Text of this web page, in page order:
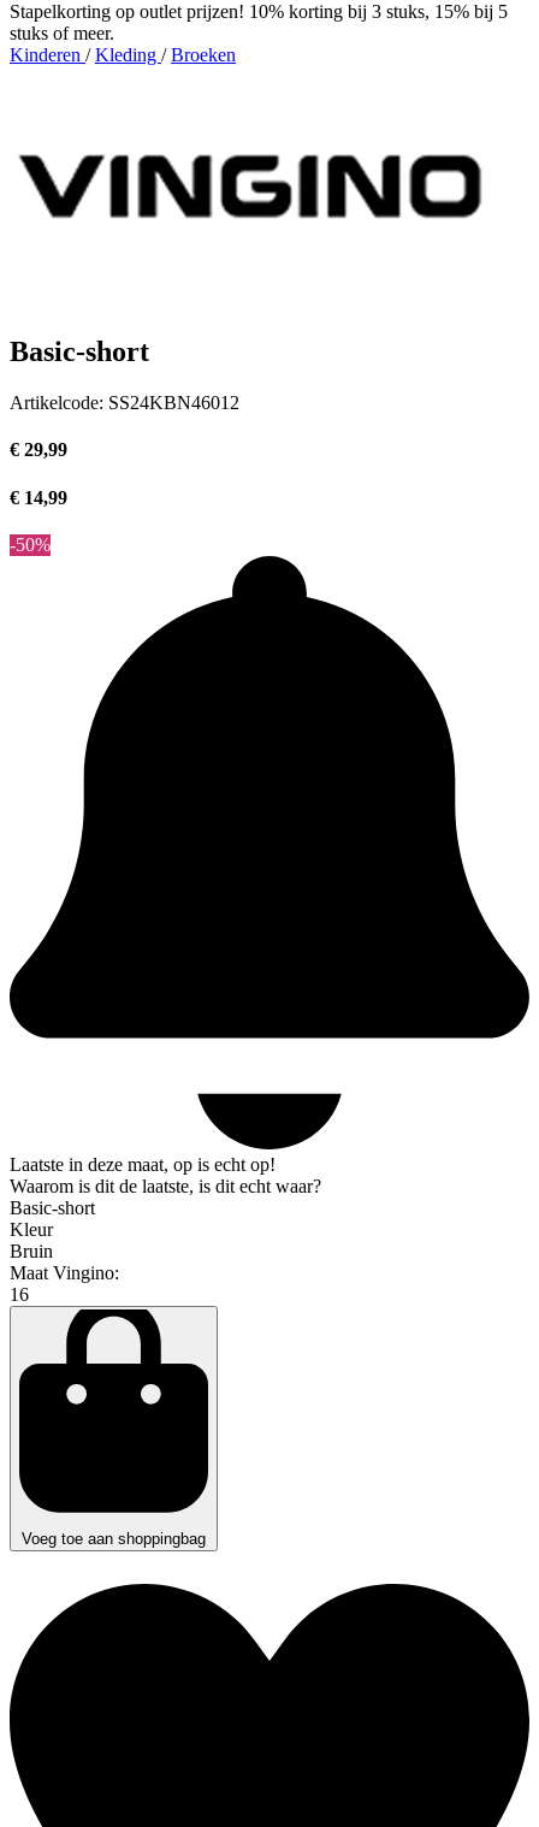
Stapelkorting op outlet prijzen! 10% korting bij 3 stuks, 15% bij 5
stuks of meer.
Kinderen / Kleding / Broeken
Basic-short
Artikelcode: SS24KBN46012
€ 29,99
€ 14,99
-50%
Laatste in deze maat, op is echt op!
Waarom is dit de laatste, is dit echt waar?
Basic-short
Kleur
Bruin
Maat Vingino:
16
Voeg toe aan shoppingbag